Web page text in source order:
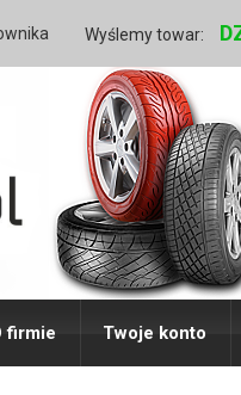
Wyślemy towar:
firmie Twoje konto